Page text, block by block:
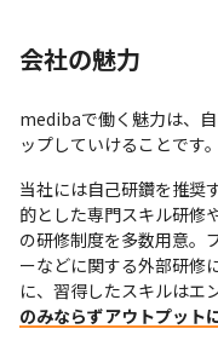
会社の魅力
medibaで働く魅力は、
ップしていけることです。
当社には自己研鑽を推奨
的とした専門スキル研修
の研修制度を多数用意。
ーなどに関する外部研修
に、習得したスキルはエ
のみならずアウトプット